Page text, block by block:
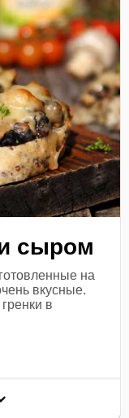
сыром
на
вкусные.
в